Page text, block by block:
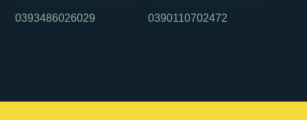
0393486026029 0390110702472